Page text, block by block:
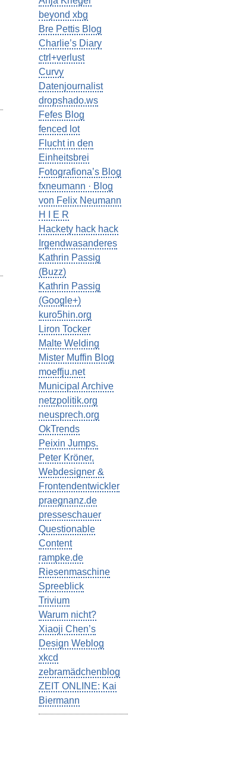
beyond xbg
Bre Pettis Blog
Charlie’s Diary
ctrl+verlust
Curvy
Datenjournalist
dropshado.ws
Fefes Blog
fenced lot
Flucht in den
Einheitsbrei
Fotografiona’s Blog
fxneumann · Blog
von Felix Neumann
H I E R
Hackety hack hack
Irgendwasanderes
Kathrin Passig
(Buzz)
Kathrin Passig
(Google+)
kuro5hin.org
Liron Tocker
Malte Welding
Mister Muffin Blog
moeffju.net
Municipal Archive
netzpolitik.org
neusprech.org
OkTrends
Peixin Jumps.
Peter Kröner,
Webdesigner &
Frontendentwickler
praegnanz.de
presseschauer
Questionable
Content
rampke.de
Riesenmaschine
Spreeblick
Trivium
Warum nicht?
Xiaoji Chen’s
Design Weblog
xkcd
zebramädchenblog
ZEIT ONLINE: Kai
Biermann